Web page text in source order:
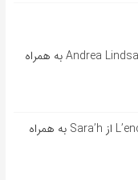
آهنگ فرانسوی Près de toi از Andrea Lindsay به همراه
آهنگ فرانسوی L’encre de tes yeux از Sara’h به همراه